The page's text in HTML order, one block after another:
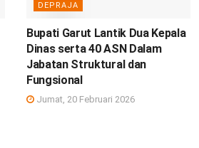
DEPRAJA
Bupati Garut Lantik Dua Kepala
Dinas serta 40 ASN Dalam
Jabatan Struktural dan
Fungsional
Jumat, 20 Februari 2026